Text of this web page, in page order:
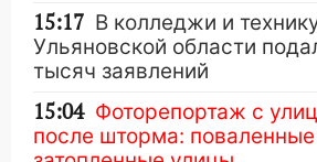
15:17 В колледжи и
Ульяновской области
тысяч заявлений
15:04 Фоторепортаж с
после шторма: